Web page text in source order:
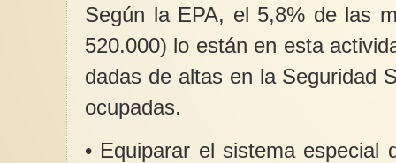
Según la EPA, el 5,8% de las
520.000) lo están en esta
dadas de altas en la Seguridad
ocupadas.
• Equiparar el sistema especial